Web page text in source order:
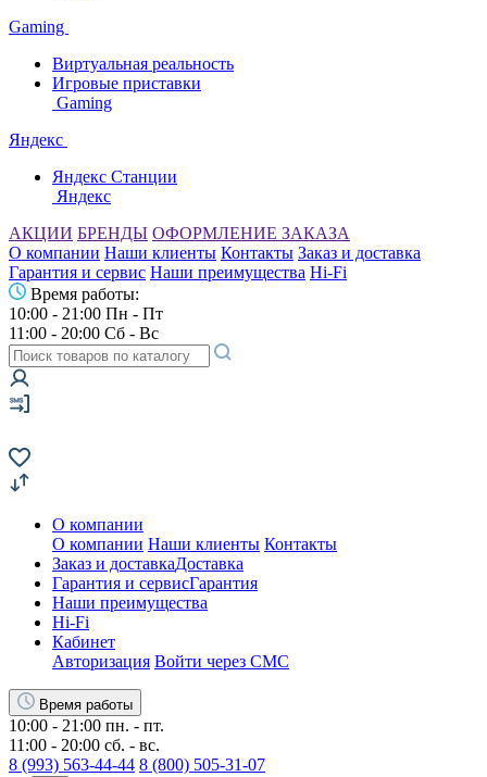
Gaming
Виртуальная реальность
Игровые приставки
Gaming
Яндекс
Яндекс Станции
Яндекс
АКЦИИ БРЕНДЫ ОФОРМЛЕНИЕ ЗАКАЗА
О компании Наши клиенты Контакты Заказ и доставка
Гарантия и сервис Наши преимущества Hi-Fi
Время работы:
10:00 - 21:00 Пн - Пт
11:00 - 20:00 Сб - Вс
О компании
О компании Наши клиенты Контакты
Заказ и доставкаДоставка
Гарантия и сервисГарантия
Наши преимущества
Hi-Fi
Кабинет
Авторизация Войти через СМС
Время работы
10:00 - 21:00 пн. - пт.
11:00 - 20:00 сб. - вс.
8 (993) 563-44-44 8 (800) 505-31-07